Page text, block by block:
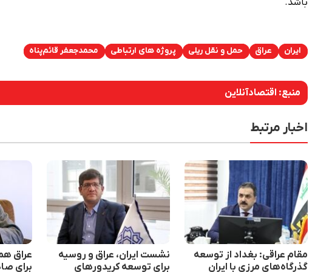
باشد.
ایران عراق حمل و نقل ریلی پروژه های ارتباطی محمدجعفر قائم‌پناه
منبع: اقتصادآنلاین
اخبار مرتبط
مقام عراقی: بغداد از توسعه
گذرگاه‌های مرزی با ایران
نشست ایران،‌ عراق و روسیه
برای توسعه کریدورهای
عراق
برای